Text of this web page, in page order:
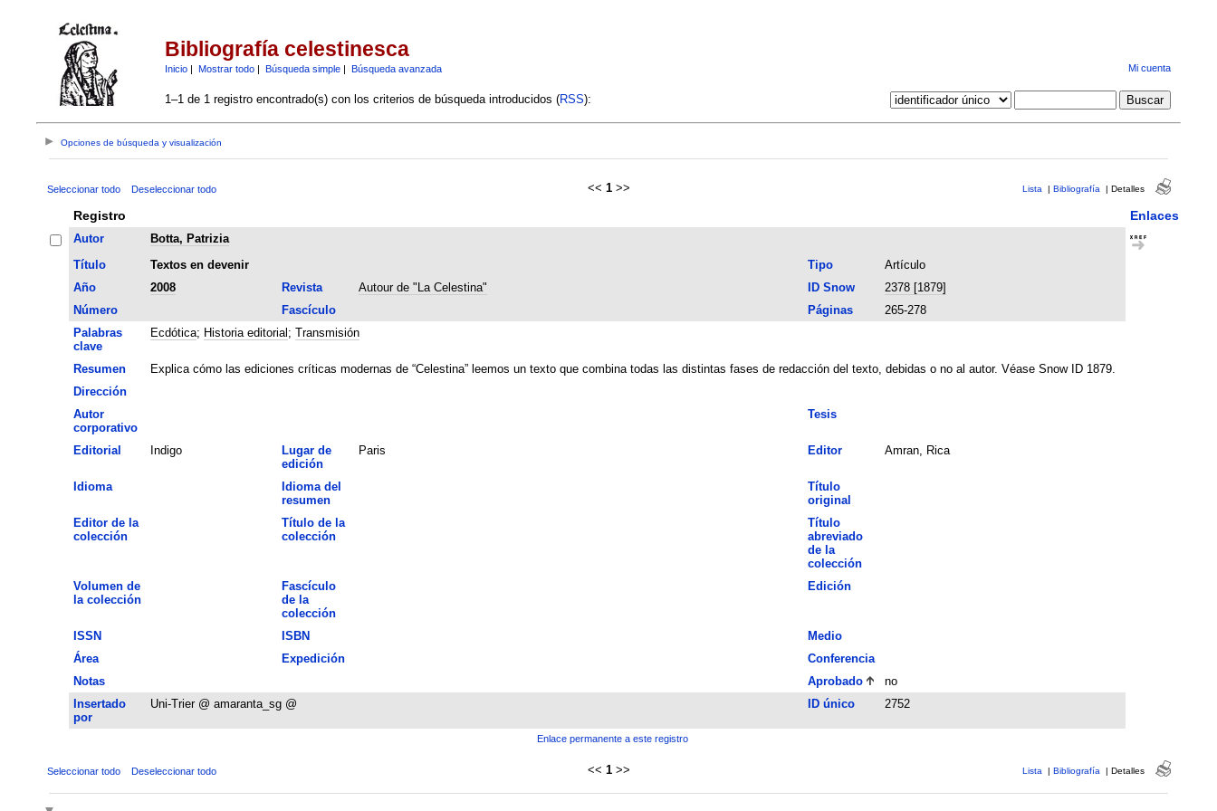
Bibliografía celestinesca
Inicio| Mostrar todo| Búsqueda simple| Búsqueda avanzada Mi cuenta
1–1 de 1 registro encontrado(s) con los criterios de búsqueda introducidos (RSS):
Opciones de búsqueda y visualización
Seleccionar todo Deseleccionar todo << 1 >> Lista | Bibliografía | Detalles
Registro Enlaces
Autor
Botta, Patrizia
Título
Textos en devenir Tipo
Artículo
Año
2008 Revista Autour de "La Celestina" ID Snow
2378 [1879]
Número
Fascículo Páginas
265-278
Palabras
clave
Ecdótica; Historia editorial ; Transmisión
Resumen
Explica cómo las ediciones críticas modernas de “Celestina” leemos un texto que combina todas las distintas fases de redacción del texto, debidas o no al autor. Véase Snow ID 1879.
Dirección
Autor
corporativo
Tesis
Editorial Indigo
Lugar de
edición
Paris Editor Amran, Rica
Idioma
Idioma del
resumen
Título
original
Editor de la
colección
Título de la
colección
Título
abreviado
de la
colección
Volumen de
la colección
Fascículo
de la
colección
Edición
ISSN ISBN
Medio
Área
Expedición
Conferencia
Notas
Aprobado
no
Insertado
por
Uni-Trier @ amaranta_sg @ ID único 2752
Enlace permanente a este registro
Seleccionar todo Deseleccionar todo << 1 >> Lista | Bibliografía | Detalles